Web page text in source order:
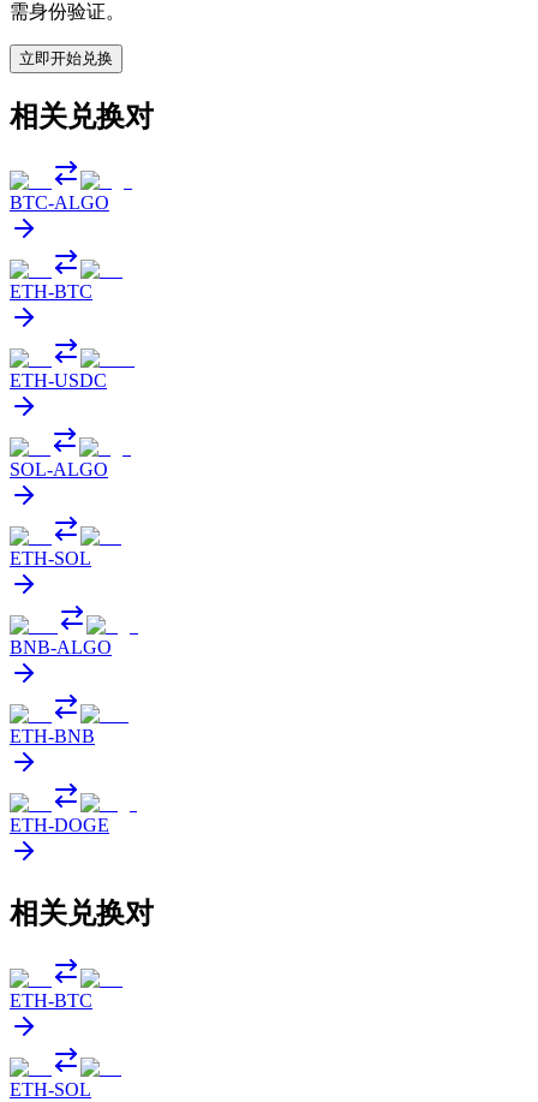
需身份验证。
立即开始兑换
相关兑换对
BTC-ALGO
ETH-BTC
ETH-USDC
SOL-ALGO
ETH-SOL
BNB-ALGO
ETH-BNB
ETH-DOGE
相关兑换对
ETH-BTC
ETH-SOL